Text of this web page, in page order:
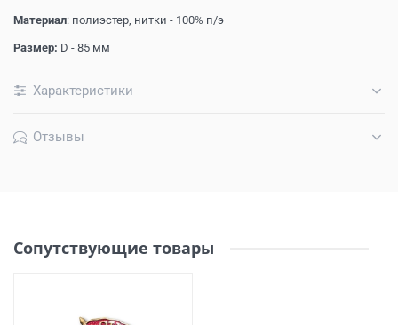
Материал: полиэстер, нитки - 100% п/э
Размер: D - 85 мм
Характеристики
Отзывы
Сопутствующие товары